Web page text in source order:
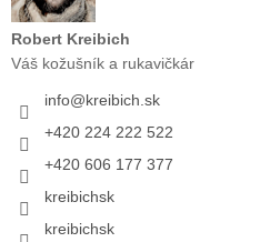
Robert Kreibich
Váš kožušník a rukavičkár
info@kreibich.sk
+420 224 222 522
+420 606 177 377
kreibichsk
kreibichsk